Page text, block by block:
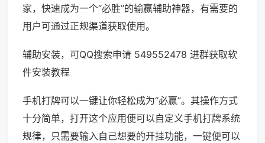
家，快速成为一个“必胜”的输赢辅助神器，有需要的
用户可通过正规渠道获取使用。
辅助安装，可QQ搜索申请 549552478 进群获取软
件安装教程
手机打牌可以一键让你轻松成为“必赢”。其操作方式
十分简单，打开这个应用便可以自定义手机打牌系统
规律，只需要输入自己想要的开挂功能，一键便可以